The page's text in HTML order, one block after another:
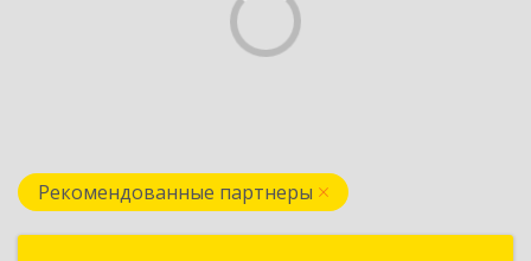
Рекомендованные партнеры